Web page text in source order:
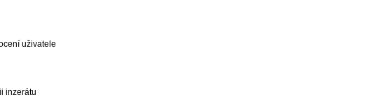
uživatele
inzerátu